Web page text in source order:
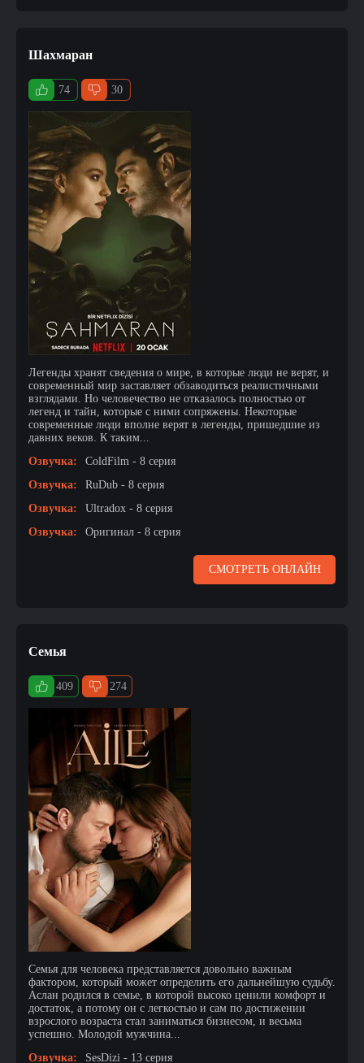
Шахмаран
74 30
Легенды хранят сведения о мире, в которые люди не верят, и
современный мир заставляет обзаводиться реалистичными
взглядами. Но человечество не отказалось полностью от
легенд и тайн, которые с ними сопряжены. Некоторые
современные люди вполне верят в легенды, пришедшие из
давних веков. К таким...
Озвучка:
ColdFilm - 8 серия
Озвучка:
RuDub - 8 серия
Озвучка:
Ultradox - 8 серия
Озвучка:
Оригинал - 8 серия
СМОТРЕТЬ ОНЛАЙН
Семья
409 274
Семья для человека представляется довольно важным
фактором, который может определить его дальнейшую судьбу.
Аслан родился в семье, в которой высоко ценили комфорт и
достаток, а потому он с легкостью и сам по достижении
взрослого возраста стал заниматься бизнесом, и весьма
успешно. Молодой мужчина...
Озвучка:
SesDizi - 13 серия